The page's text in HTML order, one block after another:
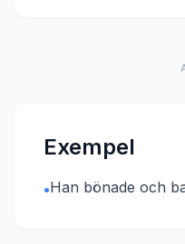
Exempel
•Han bönade och